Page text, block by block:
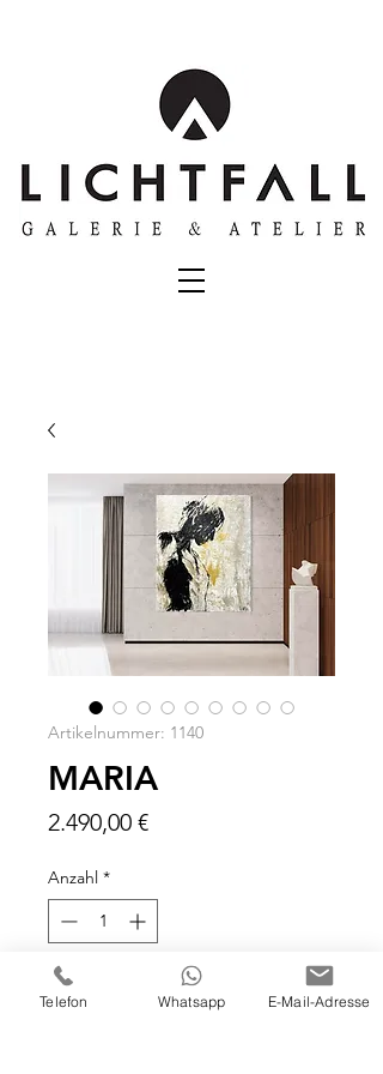
Artikelnummer: 1140
MARIA
2.490,00 €Preis
Anzahl *
In den Warenkorb
Telefon Whatsapp E-Mail-Adresse